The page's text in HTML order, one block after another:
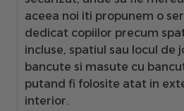
aceea noi iti propunem o
dedicat copiilor precum
incluse, spatiul sau locul de
bancute si masute cu
putand fi folosite atat in
interior.